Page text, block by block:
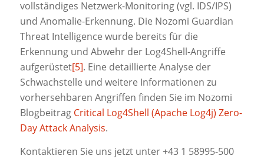
vollständiges Netzwerk-Monitoring (vgl. IDS/IPS)
und Anomalie-Erkennung. Die Nozomi Guardian
Threat Intelligence wurde bereits für die
Erkennung und Abwehr der Log4Shell-Angriffe
aufgerüstet[5]. Eine detaillierte Analyse der
Schwachstelle und weitere Informationen zu
vorhersehbaren Angriffen finden Sie im Nozomi
Blogbeitrag Critical Log4Shell (Apache Log4j) Zero-
Day Attack Analysis.
Kontaktieren Sie uns jetzt unter +43 1 58995-500